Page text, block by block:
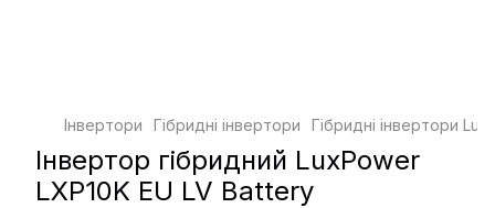
Інвертори Гібридні інвертори Гібридні інвертори
Інвертор гібридний LuxPower
LXP10K EU LV Battery